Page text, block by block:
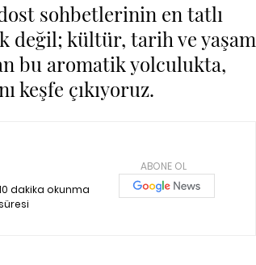
sohbetlerinin en tatlı
değil; kültür, tarih ve yaşam
bu aromatik yolculukta,
keşfe çıkıyoruz.
dakika okunma
süresi
ABONE OL